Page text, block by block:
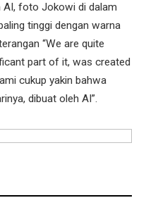
foto Jokowi di dalam
tinggi dengan warna
“We are quite
part of it, was created
cukup yakin bahwa
dibuat oleh AI”.